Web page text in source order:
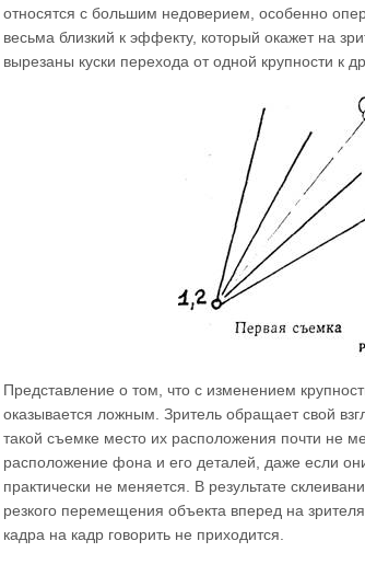
относятся с большим недоверием, особенно
весьма близкий к эффекту, который окажет на
вырезаны куски перехода от одной крупности к
Представление о том, что с изменением
оказывается ложным. Зритель обращает свой
такой съемке место их расположения почти не
расположение фона и его деталей, даже если
практически не меняется. В результате
резкого перемещения объекта вперед на
кадра на кадр говорить не приходится.